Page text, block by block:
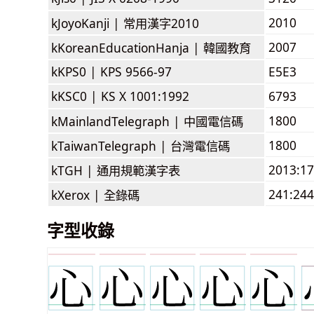
kJoyoKanji | 常用漢字2010
2010
kKoreanEducationHanja | 韓國教育
2007
kKPS0 | KPS 9566-97
E5E3
kKSC0 | KS X 1001:1992
6793
kMainlandTelegraph | 中國電信碼
1800
kTaiwanTelegraph | 台灣電信碼
1800
kTGH | 通用規範漢字表
kXerox | 全錄碼 241:244
字型收錄